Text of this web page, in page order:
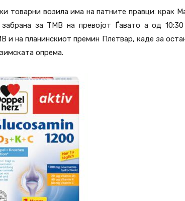
товарни возила има на патните правци: крак
за ТМВ на превојот Ѓавато а од 10:30
и на планинскиот премин Плетвар, каде за
опрема.